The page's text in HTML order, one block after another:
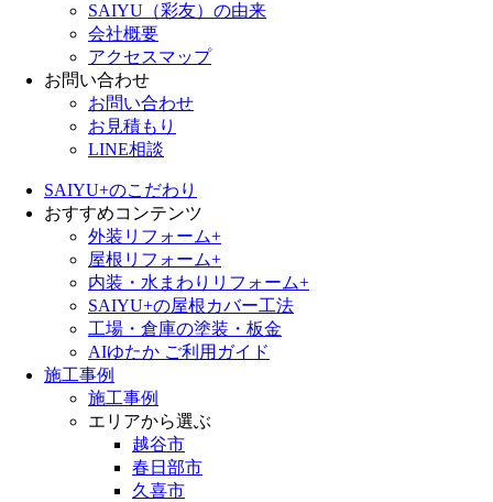
SAIYU（彩友）の由来
会社概要
アクセスマップ
お問い合わせ
お問い合わせ
お見積もり
LINE相談
SAIYU+のこだわり
おすすめコンテンツ
外装リフォーム+
屋根リフォーム+
内装・水まわりリフォーム+
SAIYU+の屋根カバー工法
工場・倉庫の塗装・板金
AIゆたか ご利用ガイド
施工事例
施工事例
エリアから選ぶ
越谷市
春日部市
久喜市